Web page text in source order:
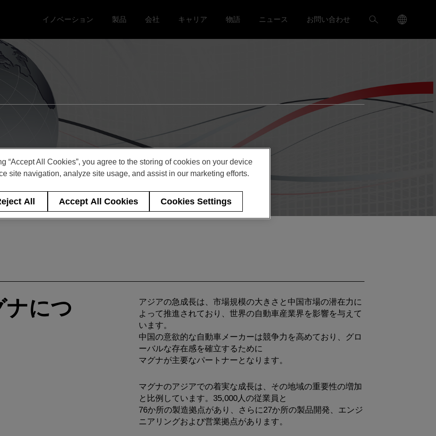
Toggle イノベーション menu
イノベーション Toggle
製品 Toggle 会社 menu
会社 Toggle キャリア menu
キャリア Toggle
物語 Toggle ニュース menu
ニュース お問い合わせ
検
Language
Menu
につ
アジアの急成長は、市場規模の大きさと中国市場の潜在力に
よって推進されており、世界の自動車産業界を影響を与えて
います。
中国の意欲的な自動車メーカーは競争力を高めており、グロ
ーバルな存在感を確立するために
マグナが主要なパートナーとなります。
マグナのアジアでの着実な成長は、その地域の重要性の増加
と比例しています。35,000人の従業員と
76か所の製造拠点があり、さらに27か所の製品開発、エンジ
ニアリングおよび営業拠点があります。
“Accept All Cookies”, you agree to the storing of cookies on your device
site navigation, analyze site usage, and assist in our marketing efforts.
All Accept All Cookies Cookies Settings